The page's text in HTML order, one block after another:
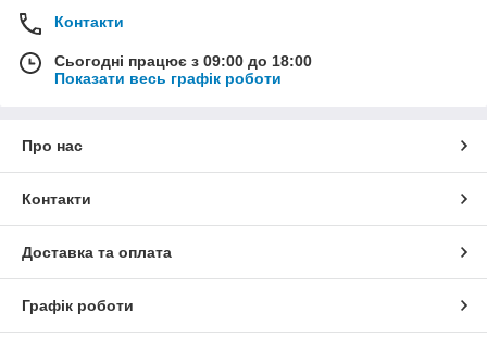
Контакти
Сьогодні працює з 09:00 до 18:00
Показати весь графік роботи
Про нас
Контакти
Доставка та оплата
Графік роботи